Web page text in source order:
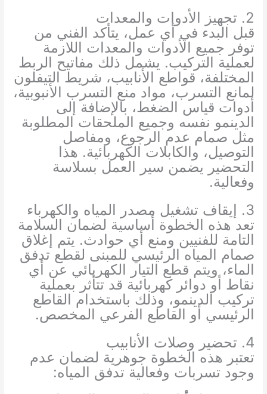
2. تجهيز الأدوات والمعدات
قبل البدء في أي عمل، يتأكد الفني من
توفر جميع الأدوات والمعدات اللازمة
لعملية التركيب. يشمل ذلك مفاتيح الربط
المختلفة، قواطع الأنابيب، شريط التيفلون
لمانع التسرب، مواد منع التسرب الأنبوبية،
أدوات قياس الضغط، بالإضافة إلى
الدينمو نفسه وجميع الملحقات المطلوبة
مثل صمام عدم الرجوع، ومفاصل
التوصيل، والكابلات الكهربائية. هذا
التحضير يضمن سير العمل بسلاسة
وفعالية.
3. إيقاف تشغيل مصدر المياه والكهرباء
تعد هذه الخطوة أساسية لضمان السلامة
التامة للفنيين ومنع أي حوادث. يتم إغلاق
صمام المياه الرئيسي للمبنى لقطع تدفق
الماء، ويتم قطع التيار الكهربائي عن أي
نقاط أو دوائر كهربائية قد تتأثر بعملية
تركيب الدينمو، وذلك باستخدام القاطع
الرئيسي أو القاطع الفرعي المخصص.
4. تحضير وصلات الأنابيب
تعتبر هذه الخطوة جوهرية لضمان عدم
وجود تسربات وفعالية تدفق المياه: